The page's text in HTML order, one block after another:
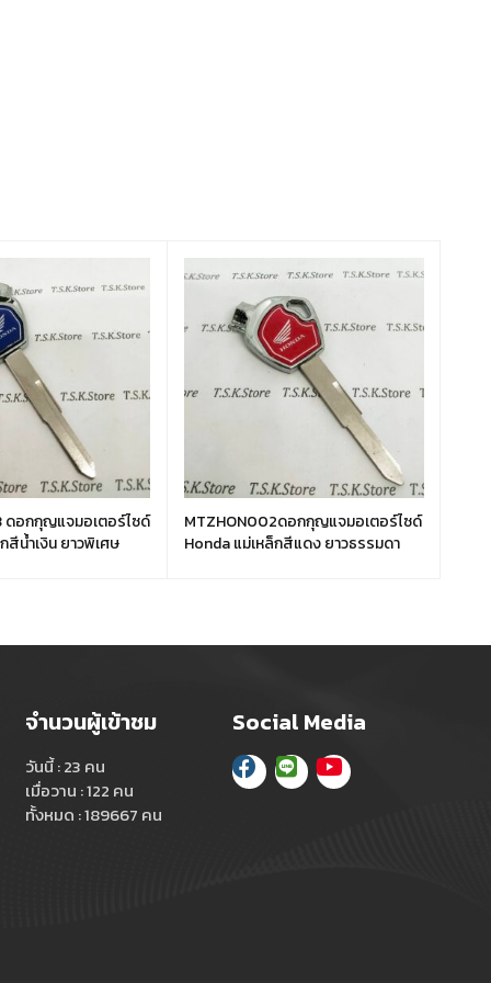
ดอกกุญแจมอเตอร์ไซด์
สีน้ำเงิน ยาวพิเศษ
MTZHON002ดอกกุญแจมอเตอร์ไซด์
Honda แม่เหล็กสีแดง ยาวธรรมดา
จำนวนผู้เข้าชม
วันนี้ : 23 คน
เมื่อวาน : 122 คน
ทั้งหมด : 189667 คน
Social Media